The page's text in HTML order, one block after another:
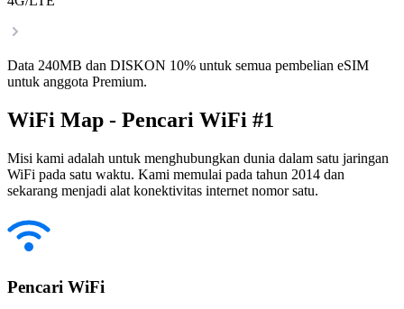
Data 240MB dan DISKON 10% untuk semua pembelian eSIM
untuk anggota Premium.
WiFi Map - Pencari WiFi #1
Misi kami adalah untuk menghubungkan dunia dalam satu jaringan
WiFi pada satu waktu. Kami memulai pada tahun 2014 dan
sekarang menjadi alat konektivitas internet nomor satu.
Pencari WiFi